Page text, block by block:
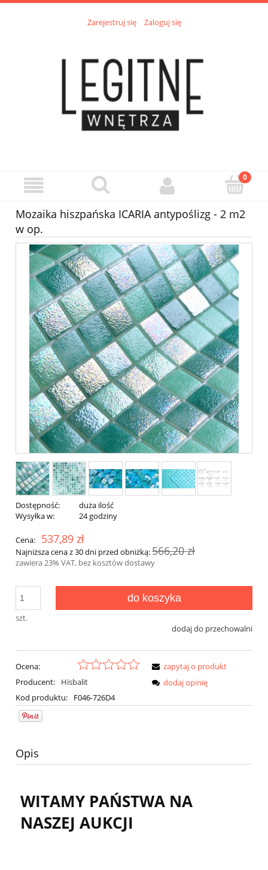
Zarejestruj się Zaloguj się
Mozaika hiszpańska ICARIA antypoślizg - 2 m2
w op.
Dostępność:
duża ilość
Wysyłka w:
24 godziny
Cena: 537,89 zł
Najniższa cena z 30 dni przed obniżką:566,20 zł
zawiera 23% VAT, bez kosztów dostawy
szt.
do koszyka
dodaj do przechowalni
Ocena:
Producent:
Hisbalit
Kod produktu:
F046-726D4
zapytaj o produkt
dodaj opinię
Opis
WITAMY PAŃSTWA NA
NASZEJ AUKCJI